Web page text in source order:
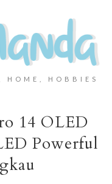
HOME, HOBBIES
14 OLED
Powerful